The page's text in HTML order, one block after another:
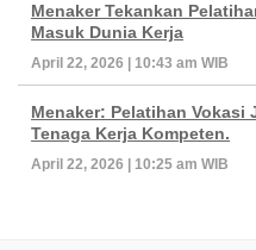
Menaker Tekankan
Masuk Dunia Kerja
April 22, 2026 | 10:43 am WIB
Menaker: Pelatihan Vokasi
Tenaga Kerja Kompeten.
April 22, 2026 | 10:25 am WIB